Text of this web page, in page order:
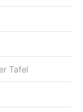
Tafel